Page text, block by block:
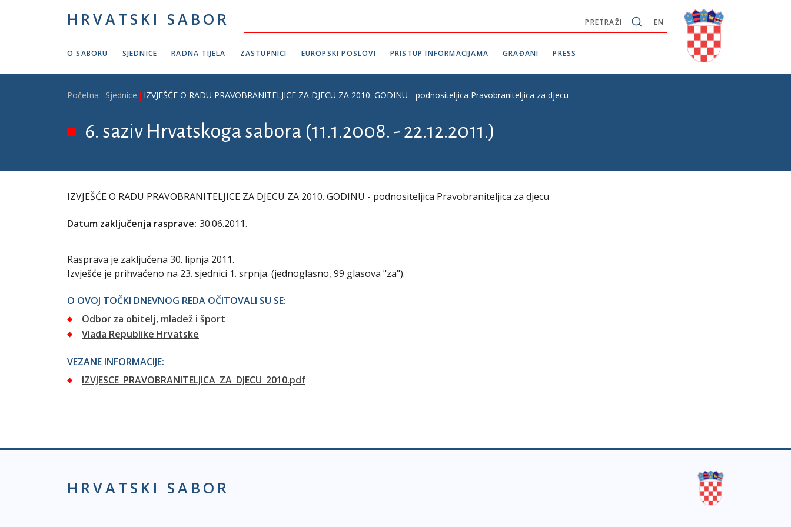
HRVATSKI SABOR EN
PRETRAŽI
O SABORU SJEDNICE RADNA TIJELA ZASTUPNICI EUROPSKI POSLOVI PRISTUP INFORMACIJAMA GRAĐANI PRESS
Breadcrumb
Početna Sjednice IZVJEŠĆE O RADU PRAVOBRANITELJICE ZA DJECU ZA 2010. GODINU - podnositeljica Pravobraniteljica za djecu
6. saziv Hrvatskoga sabora (11.1.2008. - 22.12.2011.)
IZVJEŠĆE O RADU PRAVOBRANITELJICE ZA DJECU ZA 2010. GODINU - podnositeljica Pravobraniteljica za djecu
Datum zaključenja rasprave: 30.06.2011.
Rasprava je zaključena 30. lipnja 2011.
Izvješće je prihvaćeno na 23. sjednici 1. srpnja. (jednoglasno, 99 glasova "za").
O OVOJ TOČKI DNEVNOG REDA OČITOVALI SU SE:
Odbor za obitelj, mladež i šport
Vlada Republike Hrvatske
VEZANE INFORMACIJE:
IZVJESCE_PRAVOBRANITELJICA_ZA_DJECU_2010.pdf
HRVATSKI SABOR